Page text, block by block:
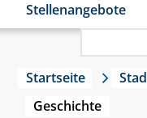
Stellenangebote
Startseite
Geschichte